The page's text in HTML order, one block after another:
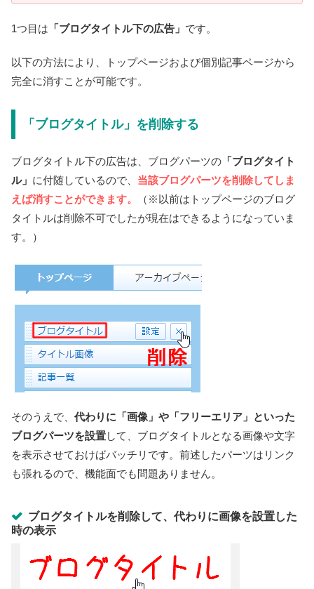
1つ目は 「ブログタイトル下の広告」 です。
以下の方法により、トップページおよび個別記事ページから
完全に消すことが可能です。
「ブログタイトル」を削除する
ブログタイトル下の広告は、ブログパーツの 「ブログタイト
ル」 に付随しているので、 当該ブログパーツを削除してしま
えば消すことができます。
（※以前はトップページのブログ
タイトルは削除不可でしたが現在はできるようになっていま
す。）
そのうえで、 代わりに「画像」や「フリーエリア」といった
ブログパーツを設置して、ブログタイトルとなる画像や文字
を表示させておけばバッチリです。前述したパーツはリンク
も張れるので、機能面でも問題ありません。
ブログタイトルを削除して、代わりに画像を設置した
時の表示